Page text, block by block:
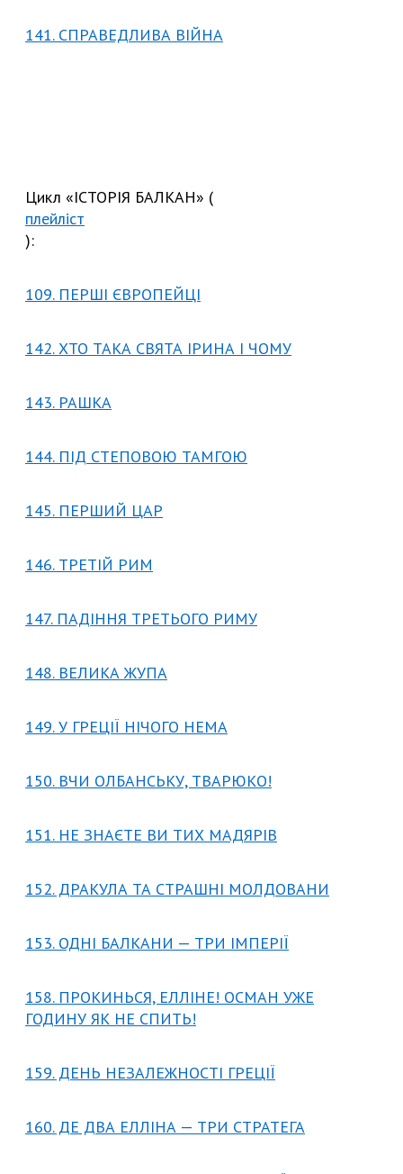
141. СПРАВЕДЛИВА ВІЙНА
Цикл «ІСТОРІЯ БАЛКАН» (
плейліст
):
109. ПЕРШІ ЄВРОПЕЙЦІ
142. ХТО ТАКА СВЯТА ІРИНА І ЧОМУ
143. РАШКА
144. ПІД СТЕПОВОЮ ТАМГОЮ
145. ПЕРШИЙ ЦАР
146. ТРЕТІЙ РИМ
147. ПАДІННЯ ТРЕТЬОГО РИМУ
148. ВЕЛИКА ЖУПА
149. У ГРЕЦІЇ НІЧОГО НЕМА
150. ВЧИ ОЛБАНСЬКУ, ТВАРЮКО!
151. НЕ ЗНАЄТЕ ВИ ТИХ МАДЯРІВ
152. ДРАКУЛА ТА СТРАШНІ МОЛДОВАНИ
153. ОДНІ БАЛКАНИ — ТРИ ІМПЕРІЇ
158. ПРОКИНЬСЯ, ЕЛЛІНЕ! ОСМАН УЖЕ
ГОДИНУ ЯК НЕ СПИТЬ!
159. ДЕНЬ НЕЗАЛЕЖНОСТІ ГРЕЦІЇ
160. ДЕ ДВА ЕЛЛІНА — ТРИ СТРАТЕГА